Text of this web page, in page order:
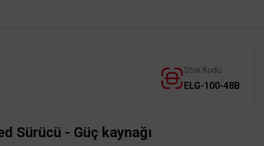
Stok Kodu
ELG-100-48B
Sürücü - Güç kaynağı